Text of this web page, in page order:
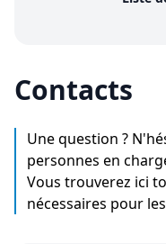
Contacts
Une question ?
personnes en
Vous trouverez ici
nécessaires pour